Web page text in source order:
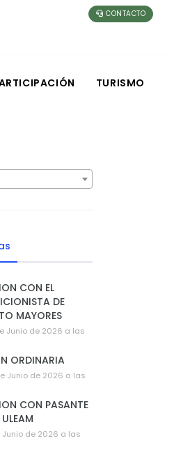
CONTACTO
TURISMO
CON EL
DE
MAYORES
Junio de 2026 a las
ORDINARIA
Junio de 2026 a las
CON PASANTE
Junio de 2026 a las